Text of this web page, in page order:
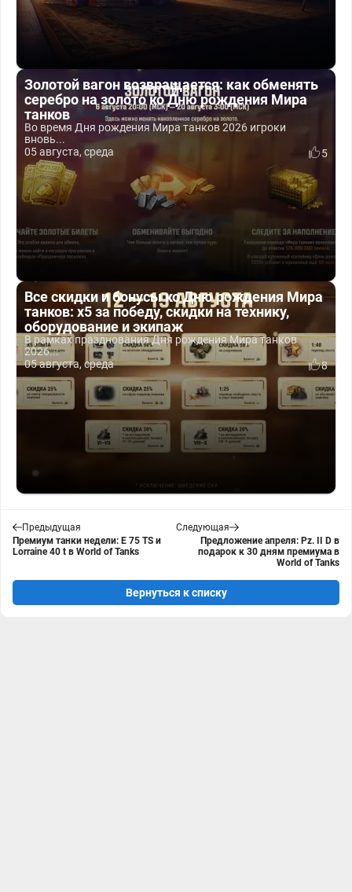
Золотой вагон возвращается: как обменять
серебро на золото ко Дню рождения Мира
танков
Во время Дня рождения Мира танков 2026 игроки
вновь...
05 августа, среда
5
Все скидки и бонусы ко Дню рождения Мира
танков: x5 за победу, скидки на технику,
оборудование и экипаж
В рамках празднования Дня рождения Мира танков
2026...
05 августа, среда
8
Предыдущая
Премиум танки недели: E 75 TS и
Lorraine 40 t в World of Tanks
Следующая
Предложение апреля: Pz. II D в
подарок к 30 дням премиума в
World of Tanks
Вернуться к списку